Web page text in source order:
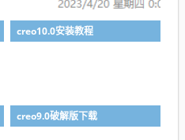
creo10.0安装教程
creo9.0破解版下载